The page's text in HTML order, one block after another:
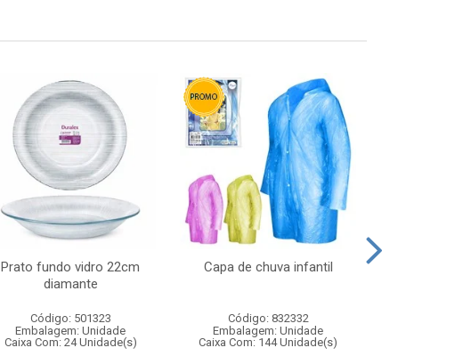
Prato fundo vidro 22cm
diamante
Código: 501323
Embalagem: Unidade
Caixa Com: 24 Unidade(s)
Capa de chuva infantil
Código: 832332
Embalagem: Unidade
Caixa Com: 144 Unidade(s)